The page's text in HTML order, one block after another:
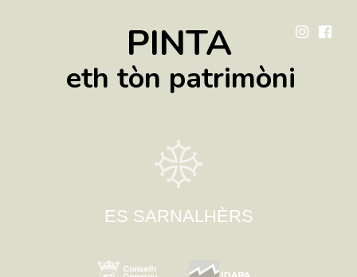
PINTA
eth tòn patrimòni
ES SARNALHÈRS